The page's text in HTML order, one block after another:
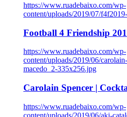
https://www.ruadebaixo.com/wp-
content/uploads/2019/07/
Football 4 Friendship
https://www.ruadebaixo.com/wp-
content/uploads/2019/06/
macedo_2-335x256.jpg
Carolain Spencer |
https://www.ruadebaixo.com/wp-
content/uploads/2019/06/aki-